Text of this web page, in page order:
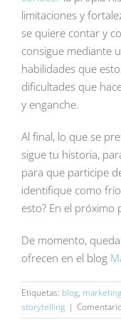
limitaciones y
se quiere contar y
consigue mediante
habilidades que
dificultades que
y enganche.
Al final, lo que se
sigue tu historia,
para que participe
identifique como
esto? En el próximo
De momento,
ofrecen en el blog
Etiquetas: blog, marketing
storytelling |